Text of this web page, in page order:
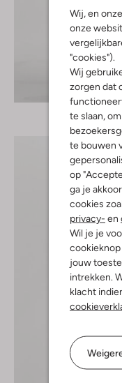
Wij, en onze
onze
"cookies").
Wij
zorgen dat
te slaan,
te bouwen
op
ga je
cookies
privacy- en
Wil je je
cookieknop
jouw
intrekken.
klacht
Ontdek de